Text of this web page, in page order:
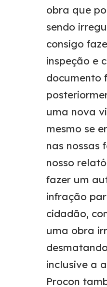
obra que
sendo
consigo
inspeção e
documento
uma nova
mesmo se
nas nossas
nosso
fazer um
infração
cidadão,
uma obra
inclusive a
Procon